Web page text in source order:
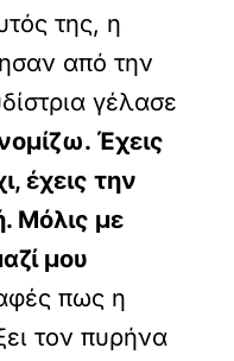
της, η
από την
γέλασε
Έχεις
έχεις την
Μόλις με
μου
πως η
τον πυρήνα